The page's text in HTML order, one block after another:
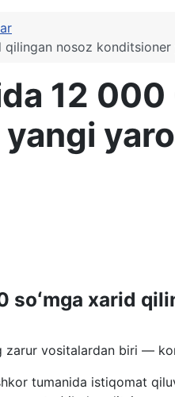
nosoz
12
xarid
zarur vositalardan biri —
tumanida istiqomat